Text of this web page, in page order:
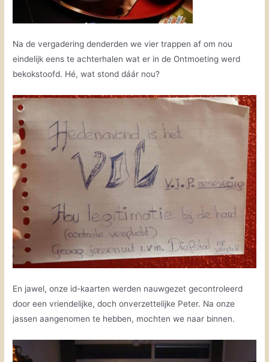
Na de vergadering denderden we vier trappen af om nou
eindelijk eens te achterhalen wat er in de Ontmoeting werd
bekokstoofd. Hé, wat stond dáár nou?
En jawel, onze id-kaarten werden nauwgezet gecontroleerd
door een vriendelijke, doch onverzettelijke Peter. Na onze
jassen aangenomen te hebben, mochten we naar binnen.